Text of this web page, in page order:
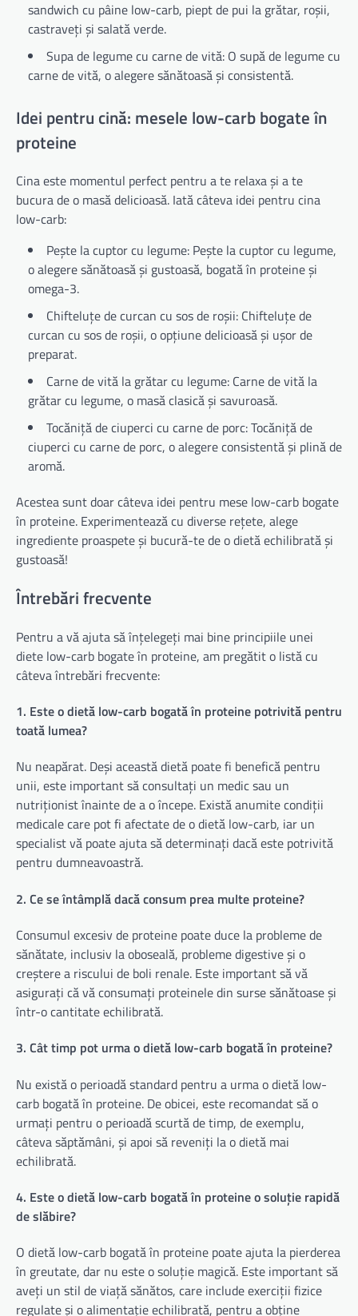
sandwich cu pâine low-carb, piept de pui la grătar, roșii,
castraveți și salată verde.
Supa de legume cu carne de vită: O supă de legume cu
carne de vită, o alegere sănătoasă și consistentă.
Idei pentru cină: mesele low-carb bogate în
proteine
Cina este momentul perfect pentru a te relaxa și a te
bucura de o masă delicioasă. Iată câteva idei pentru cina
low-carb:
Pește la cuptor cu legume: Pește la cuptor cu legume,
o alegere sănătoasă și gustoasă, bogată în proteine și
omega-3.
Chifteluțe de curcan cu sos de roșii: Chifteluțe de
curcan cu sos de roșii, o opțiune delicioasă și ușor de
preparat.
Carne de vită la grătar cu legume: Carne de vită la
grătar cu legume, o masă clasică și savuroasă.
Tocăniță de ciuperci cu carne de porc: Tocăniță de
ciuperci cu carne de porc, o alegere consistentă și plină de
aromă.
Acestea sunt doar câteva idei pentru mese low-carb bogate
în proteine. Experimentează cu diverse rețete, alege
ingrediente proaspete și bucură-te de o dietă echilibrată și
gustoasă!
Întrebări frecvente
Pentru a vă ajuta să înțelegeți mai bine principiile unei
diete low-carb bogate în proteine, am pregătit o listă cu
câteva întrebări frecvente:
1. Este o dietă low-carb bogată în proteine potrivită pentru
toată lumea?
Nu neapărat. Deși această dietă poate fi benefică pentru
unii, este important să consultați un medic sau un
nutriționist înainte de a o începe. Există anumite condiții
medicale care pot fi afectate de o dietă low-carb, iar un
specialist vă poate ajuta să determinați dacă este potrivită
pentru dumneavoastră.
2. Ce se întâmplă dacă consum prea multe proteine?
Consumul excesiv de proteine poate duce la probleme de
sănătate, inclusiv la oboseală, probleme digestive și o
creștere a riscului de boli renale. Este important să vă
asigurați că vă consumați proteinele din surse sănătoase și
într-o cantitate echilibrată.
3. Cât timp pot urma o dietă low-carb bogată în proteine?
Nu există o perioadă standard pentru a urma o dietă low-
carb bogată în proteine. De obicei, este recomandat să o
urmați pentru o perioadă scurtă de timp, de exemplu,
câteva săptămâni, și apoi să reveniți la o dietă mai
echilibrată.
4. Este o dietă low-carb bogată în proteine o soluție rapidă
de slăbire?
O dietă low-carb bogată în proteine poate ajuta la pierderea
în greutate, dar nu este o soluție magică. Este important să
aveți un stil de viață sănătos, care include exerciții fizice
regulate și o alimentație echilibrată, pentru a obține